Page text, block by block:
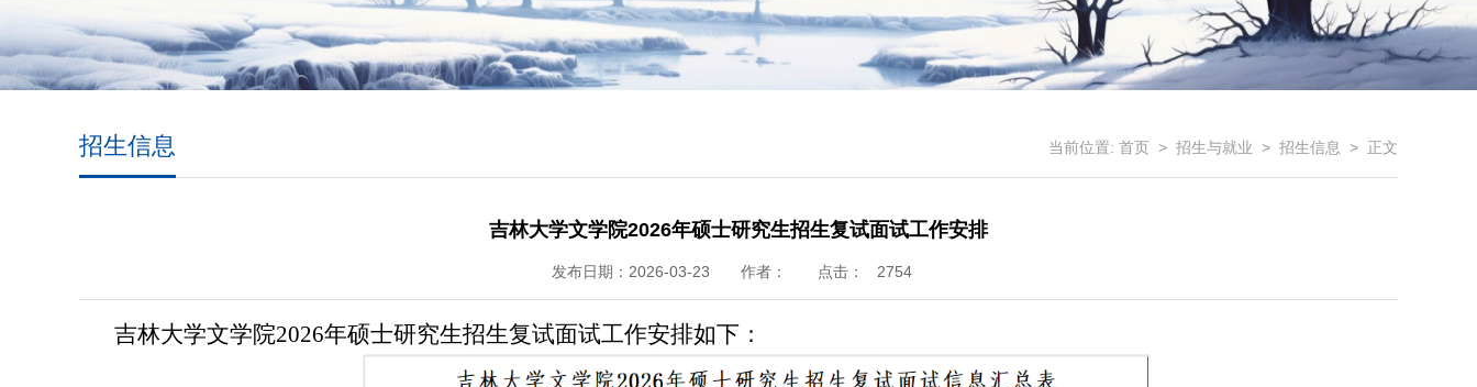
当前位置: 首页 > 招生与就业 > 招生信息 > 正文
招生信息
吉林大学文学院2026年硕士研究生招生复试面试工作安排
发布日期：2026-03-23 作者： 点击： 2754
吉林大学文学院2026年硕士研究生招生复试面试工作安排如下：